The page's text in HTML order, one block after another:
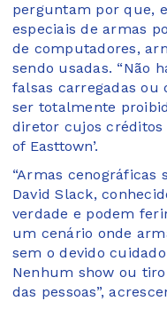
perguntam por que,
especiais de armas
de computadores,
sendo usadas. “Não
falsas carregadas ou
ser totalmente
diretor cujos créditos
of Easttown’.
“Armas cenográficas
David Slack,
verdade e podem
um cenário onde
sem o devido
Nenhum show ou
das pessoas”,